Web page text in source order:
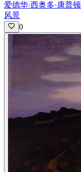
爱德华·西奥多·康普顿
风景
0